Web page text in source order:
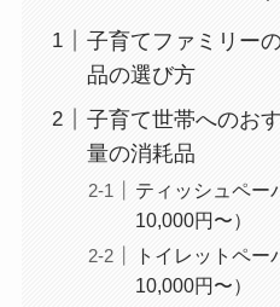
子育てファミリー
品の選び方
子育て世帯への
量の消耗品
ティッシュペ
10,000円〜）
トイレットペ
10,000円〜）